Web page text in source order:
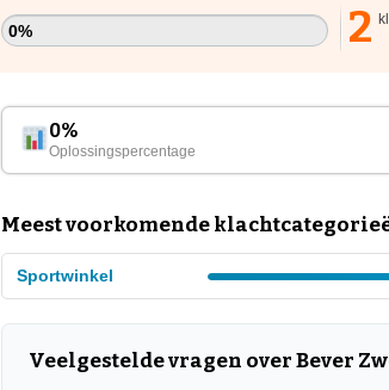
0% 2
0%
Oplossingspercentage
Meest voorkomende
Sportwinkel
Veelgestelde vragen over Bever